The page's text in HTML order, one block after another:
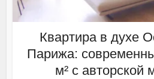
Квартира в духе
Парижа:
м² с авторской